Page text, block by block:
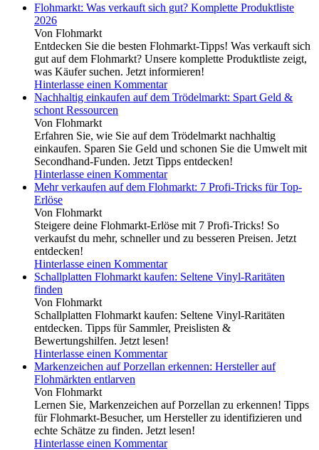
Flohmarkt: Was verkauft sich gut? Komplette Produktliste
2026
Von Flohmarkt
Entdecken Sie die besten Flohmarkt-Tipps! Was verkauft sich
gut auf dem Flohmarkt? Unsere komplette Produktliste zeigt,
was Käufer suchen. Jetzt informieren!
Hinterlasse einen Kommentar
Nachhaltig einkaufen auf dem Trödelmarkt: Spart Geld &
schont Ressourcen
Von Flohmarkt
Erfahren Sie, wie Sie auf dem Trödelmarkt nachhaltig
einkaufen. Sparen Sie Geld und schonen Sie die Umwelt mit
Secondhand-Funden. Jetzt Tipps entdecken!
Hinterlasse einen Kommentar
Mehr verkaufen auf dem Flohmarkt: 7 Profi-Tricks für Top-
Erlöse
Von Flohmarkt
Steigere deine Flohmarkt-Erlöse mit 7 Profi-Tricks! So
verkaufst du mehr, schneller und zu besseren Preisen. Jetzt
entdecken!
Hinterlasse einen Kommentar
Schallplatten Flohmarkt kaufen: Seltene Vinyl-Raritäten
finden
Von Flohmarkt
Schallplatten Flohmarkt kaufen: Seltene Vinyl-Raritäten
entdecken. Tipps für Sammler, Preislisten &
Bewertungshilfen. Jetzt lesen!
Hinterlasse einen Kommentar
Markenzeichen auf Porzellan erkennen: Hersteller auf
Flohmärkten entlarven
Von Flohmarkt
Lernen Sie, Markenzeichen auf Porzellan zu erkennen! Tipps
für Flohmarkt-Besucher, um Hersteller zu identifizieren und
echte Schätze zu finden. Jetzt lesen!
Hinterlasse einen Kommentar